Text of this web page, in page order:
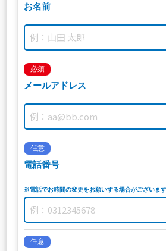
お名前
必須
メールアドレス
任意
電話番号
※電話でお時間の変更をお願いする場合がございます
任意